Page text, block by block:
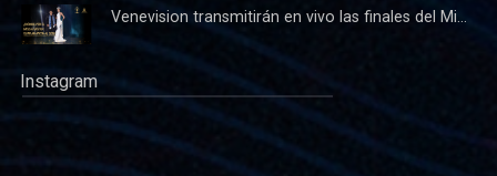
Venevision transmitirán en vivo las finales del Mi...
Instagram